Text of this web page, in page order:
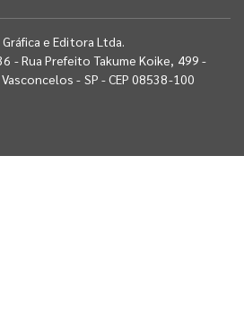
e Editora Ltda.
- Rua Prefeito Takume Koike, 499 -
- SP - CEP 08538-100